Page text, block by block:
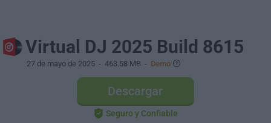
Virtual DJ 2025 Build 8615
27 de mayo de 2025 - 463.58 MB - Demo
Descargar
Seguro y Confiable